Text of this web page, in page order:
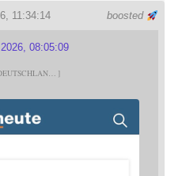
boosted
11:34:14
08:05:09